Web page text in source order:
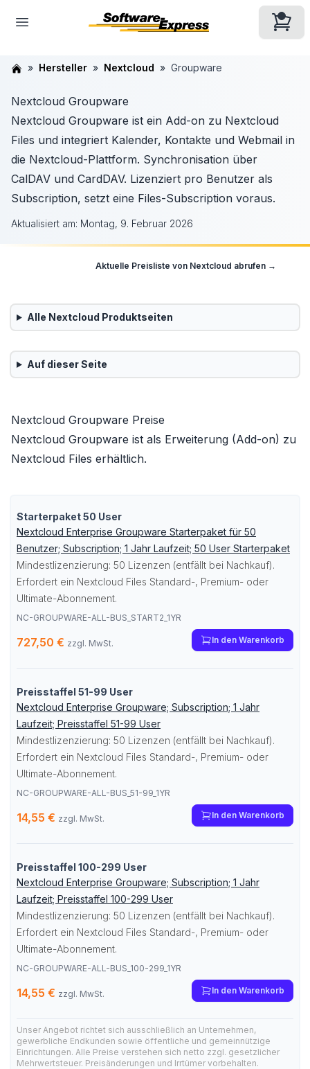
Hersteller Nextcloud Groupware
Nextcloud Groupware
Nextcloud Groupware ist ein Add-on zu Nextcloud
Files und integriert Kalender, Kontakte und Webmail in
die Nextcloud-Plattform. Synchronisation über
CalDAV und CardDAV. Lizenziert pro Benutzer als
Subscription, setzt eine Files-Subscription voraus.
Aktualisiert am: Montag, 9. Februar 2026
Aktuelle Preisliste von Nextcloud abrufen →
Alle Nextcloud Produktseiten
Auf dieser Seite
Nextcloud Groupware Preise
Nextcloud Groupware ist als Erweiterung (Add-on) zu
Nextcloud Files erhältlich.
Starterpaket 50 User
Nextcloud Enterprise Groupware Starterpaket für 50
Benutzer; Subscription; 1 Jahr Laufzeit; 50 User Starterpaket
Mindestlizenzierung: 50 Lizenzen (entfällt bei Nachkauf).
Erfordert ein Nextcloud Files Standard-, Premium- oder
Ultimate-Abonnement.
NC-GROUPWARE-ALL-BUS_START2_1YR
727,50 € zzgl. MwSt. In den Warenkorb
Preisstaffel 51-99 User
Nextcloud Enterprise Groupware; Subscription; 1 Jahr
Laufzeit; Preisstaffel 51-99 User
Mindestlizenzierung: 50 Lizenzen (entfällt bei Nachkauf).
Erfordert ein Nextcloud Files Standard-, Premium- oder
Ultimate-Abonnement.
NC-GROUPWARE-ALL-BUS_51-99_1YR
14,55 € zzgl. MwSt. In den Warenkorb
Preisstaffel 100-299 User
Nextcloud Enterprise Groupware; Subscription; 1 Jahr
Laufzeit; Preisstaffel 100-299 User
Mindestlizenzierung: 50 Lizenzen (entfällt bei Nachkauf).
Erfordert ein Nextcloud Files Standard-, Premium- oder
Ultimate-Abonnement.
NC-GROUPWARE-ALL-BUS_100-299_1YR
14,55 € zzgl. MwSt. In den Warenkorb
Unser Angebot richtet sich ausschließlich an Unternehmen,
gewerbliche Endkunden sowie öffentliche und gemeinnützige
Einrichtungen. Alle Preise verstehen sich netto zzgl. gesetzlicher
Mehrwertsteuer. Preisänderungen und Irrtümer vorbehalten.